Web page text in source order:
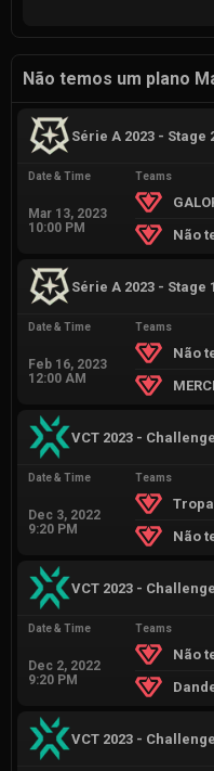
Não temos um plano
Série A 2023 - Stage
Date & Time
Mar 13, 2023
10:00 PM
Teams
Não
Série A 2023 - Stage
Date & Time
Feb 16, 2023
12:00 AM
Teams
Não
VCT 2023 -
Date & Time
Dec 3, 2022
9:20 PM
Teams
Não
VCT 2023 -
Date & Time
Dec 2, 2022
9:20 PM
Teams
Não
VCT 2023 -